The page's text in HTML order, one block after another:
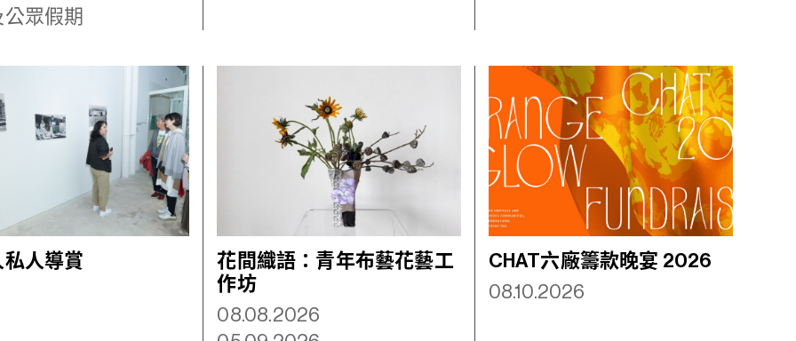
眾假期
人導賞
花間織語：青年布藝花藝工
作坊
08.08.2026
CHAT六廠籌款晚宴 2026
08.10.2026